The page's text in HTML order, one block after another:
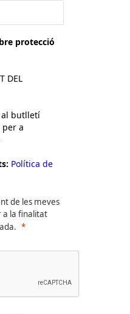
protecció
DEL
al butlletí
a
Política de
de les meves
a la finalitat